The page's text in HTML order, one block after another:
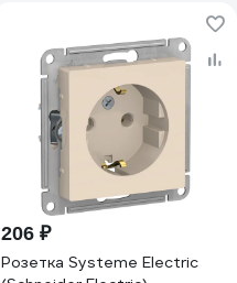
206 ₽
Розетка Systeme Electric